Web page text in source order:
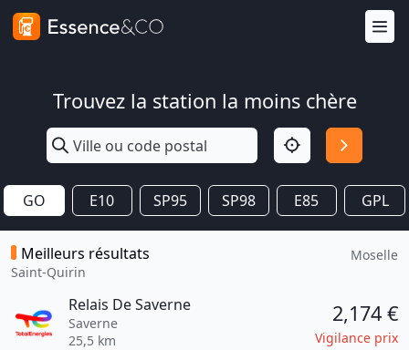
Trouvez la station la moins chère
GO E10 SP95 SP98 E85 GPL
Meilleurs résultats
Saint-Quirin
Moselle
Relais De Saverne
Saverne
25,5 km
2,174 €
Vigilance prix